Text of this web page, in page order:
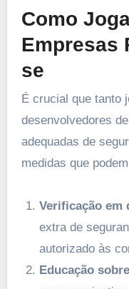
Como
Empresas
se
É crucial que tanto
desenvolvedores
adequadas de
medidas que
Verificação em
extra de
autorizado às
Educação